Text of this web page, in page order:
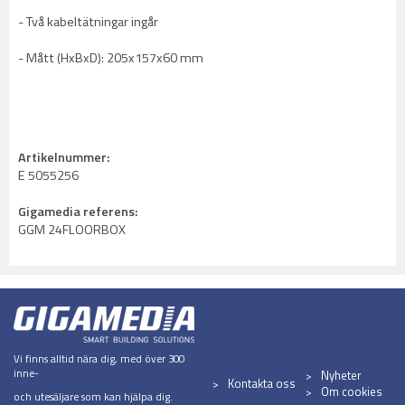
- Två kabeltätningar ingår
- Mått (HxBxD): 205x157x60 mm
Artikelnummer:
E 5055256
Gigamedia referens:
GGM 24FLOORBOX
Vi finns alltid nära dig, med över 300
inne-
och utesäljare som kan hjälpa dig.
Kontakta oss
Nyheter
Om cookies